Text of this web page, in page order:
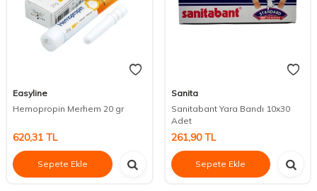
Easyline
Hemopropin Merhem 20 gr
620,31 TL
Sepete Ekle
Sanita
Sanitabant Yara Bandı 10x30
Adet
261,90TL
Sepete Ekle